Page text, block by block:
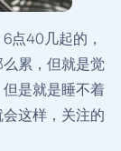
点40几起的，
累，但就是觉
是就是睡不着
这样，关注的